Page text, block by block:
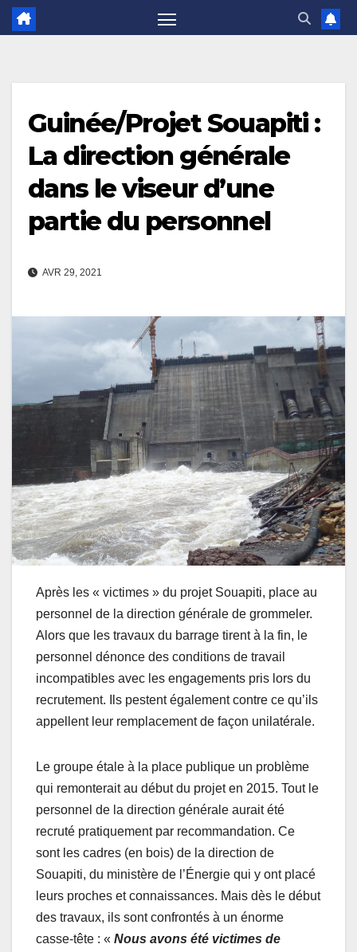
Guinée/Projet Souapiti :
La direction générale
dans le viseur d’une
partie du personnel
AVR 29, 2021
Après les « victimes » du projet Souapiti, place au
personnel de la direction générale de grommeler.
Alors que les travaux du barrage tirent à la fin, le
personnel dénonce des conditions de travail
incompatibles avec les engagements pris lors du
recrutement. Ils pestent également contre ce qu’ils
appellent leur remplacement de façon unilatérale.
Le groupe étale à la place publique un problème
qui remonterait au début du projet en 2015. Tout le
personnel de la direction générale aurait été
recruté pratiquement par recommandation. Ce
sont les cadres (en bois) de la direction de
Souapiti, du ministère de l’Énergie qui y ont placé
leurs proches et connaissances. Mais dès le début
des travaux, ils sont confrontés à un énorme
casse-tête : « Nous avons été victimes de